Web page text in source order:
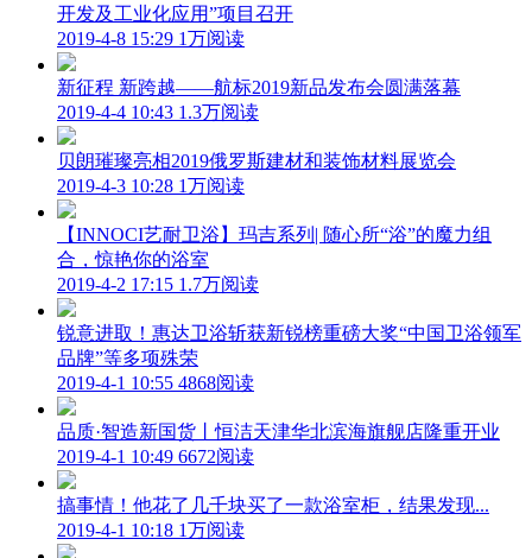
开发及工业化应用”项目召开
2019-4-8 15:29 1万阅读
新征程 新跨越——航标2019新品发布会圆满落幕
2019-4-4 10:43 1.3万阅读
贝朗璀璨亮相2019俄罗斯建材和装饰材料展览会
2019-4-3 10:28 1万阅读
【INNOCI艺耐卫浴】玛吉系列| 随心所“浴”的魔力组
合，惊艳你的浴室
2019-4-2 17:15 1.7万阅读
锐意进取！惠达卫浴斩获新锐榜重磅大奖“中国卫浴领军
品牌”等多项殊荣
2019-4-1 10:55 4868阅读
品质·智造新国货丨恒洁天津华北滨海旗舰店隆重开业
2019-4-1 10:49 6672阅读
搞事情！他花了几千块买了一款浴室柜，结果发现...
2019-4-1 10:18 1万阅读